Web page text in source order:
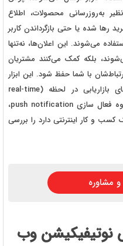
به‌روزرسانی محصولات، اطلاع
رها شده یا حتی بازگرداندن کاربر
می‌شوند. این اعلان‌ها، نه‌تنها
بلکه کمک می‌کنند مشتریان
با شما حفظ شود. این ابزار
به‌عنوان یکی از اثربخش‌ترین روش‌های بازاریابی در لحظه (real-time
marketing) شناخته شود. در ادامه نحوه فعال سازی push notification،
و کار اینترنتی دارد را بررسی
مشاوره
نوتیفیکیشن وب